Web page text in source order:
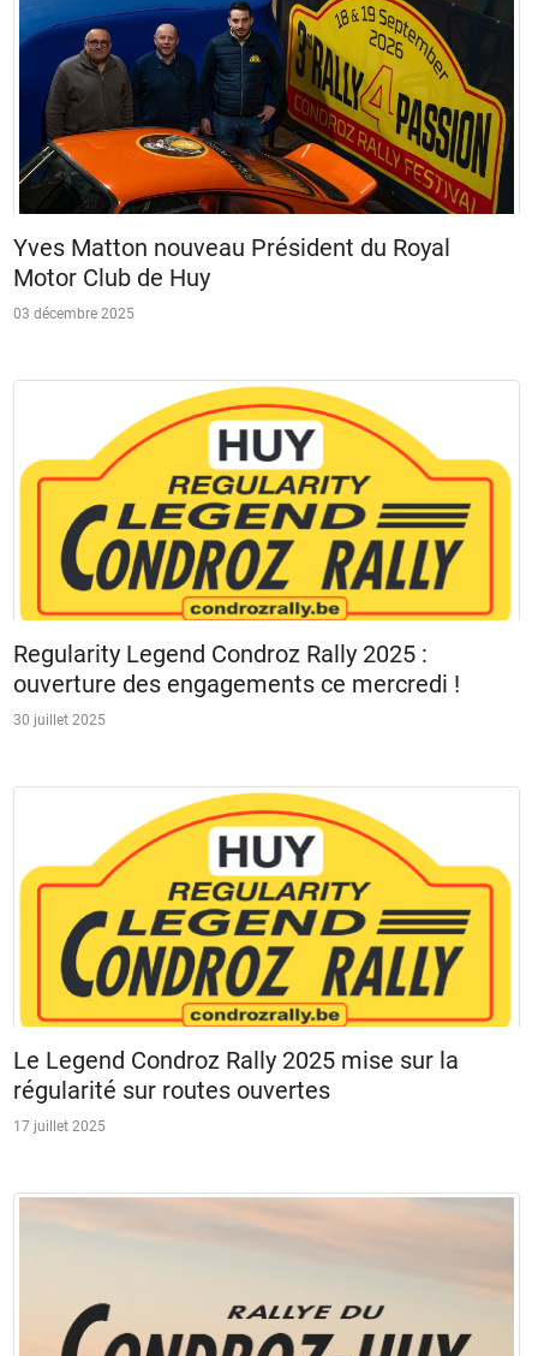
Yves Matton nouveau Président du Royal
Motor Club de Huy
03 décembre 2025
Regularity Legend Condroz Rally 2025 :
ouverture des engagements ce mercredi !
30 juillet 2025
Le Legend Condroz Rally 2025 mise sur la
régularité sur routes ouvertes
17 juillet 2025